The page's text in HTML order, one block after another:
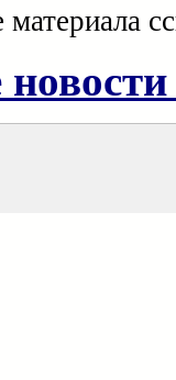
материала